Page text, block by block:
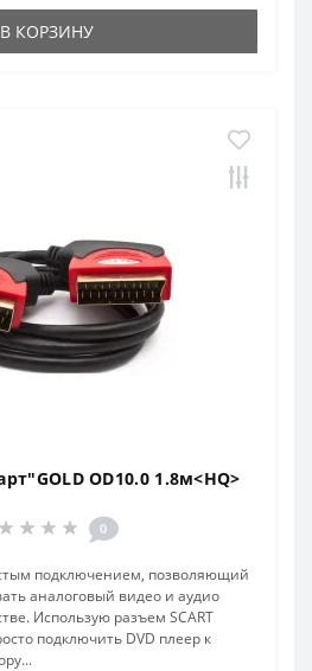
В КОРЗИНУ
OD10.0 1.8м<HQ>
0
подключением, позволяющий
аналоговый видео и аудио
Использую разъем SCART
подключить DVD плеер к